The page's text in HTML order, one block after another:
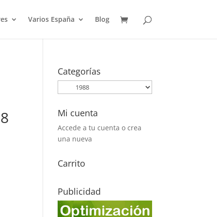
Varios España Blog
Categorías
Mi cuenta
Accede a tu cuenta o crea
una nueva
Carrito
Publicidad